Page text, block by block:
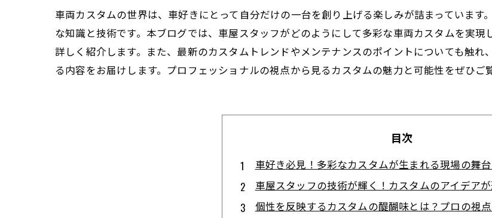
車両カスタムの世界は、車好きにとって自分だけの一台を創り上げる楽しみが詰まっていま
な知識と技術です。本ブログでは、車屋スタッフがどのようにして多彩な車両カスタムを実
詳しく紹介します。また、最新のカスタムトレンドやメンテナンスのポイントについても触
る内容をお届けします。プロフェッショナルの視点から見るカスタムの魅力と可能性をぜひご
目次
車好き必見！多彩なカスタムが生まれる現場の舞
車屋スタッフの技術が輝く！カスタムのアイデア
個性を反映するカスタムの醍醐味とは？プロの視